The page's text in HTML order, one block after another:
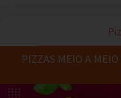
PIZZAS MEIO A MEIO